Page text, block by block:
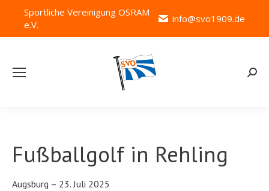
Sportliche Vereinigung OSRAM
e.V.
info@svo1909.de
Fußballgolf in Rehling
Augsburg – 23. Juli 2025